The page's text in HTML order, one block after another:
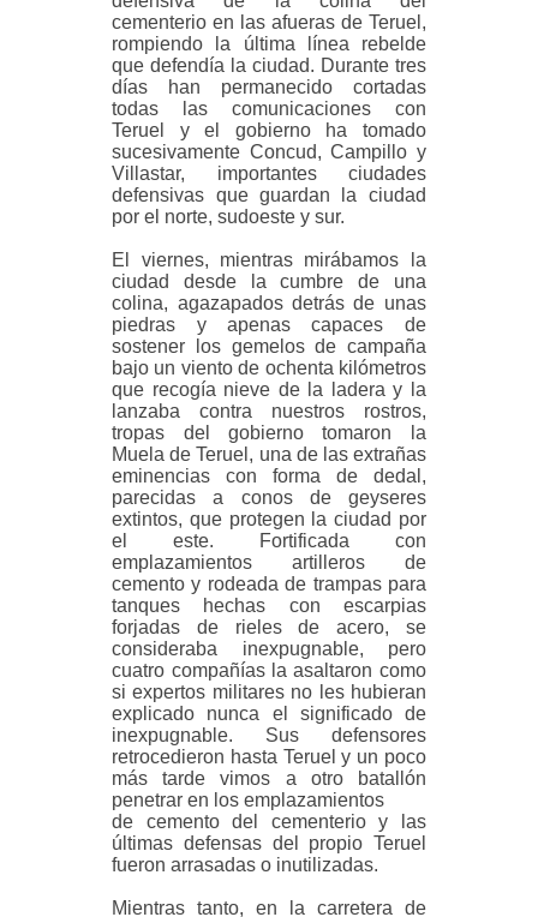
cementerio en las afueras de Teruel,
rompiendo la última línea rebelde
que defendía la ciudad. Durante tres
días han permanecido cortadas
todas las comunicaciones con
Teruel y el gobierno ha tomado
sucesivamente Concud, Campillo y
Villastar, importantes ciudades
defensivas que guardan la ciudad
por el norte, sudoeste y sur.
El viernes, mientras mirábamos la
ciudad desde la cumbre de una
colina, agazapados detrás de unas
piedras y apenas capaces de
sostener los gemelos de campaña
bajo un viento de ochenta kilómetros
que recogía nieve de la
ladera y la
lanzaba contra nuestros rostros,
tropas del gobierno tomaron la
Muela de Teruel, una de las extrañas
eminencias con forma de dedal,
parecidas a conos de geyseres
extintos, que protegen la ciudad por
el este. Fortificada con
emplazamientos artilleros de
cemento y rodeada de trampas para
tanques hechas con escarpias
forjadas de rieles de acero, se
consideraba inexpugnable, pero
cuatro compañías la asaltaron como
si expertos militares no les hubieran
explicado nunca el significado de
inexpugnable. Sus defensores
retrocedieron hasta Teruel y un poco
más tarde vimos a otro batallón
penetrar en los emplazamientos
de cemento del cementerio y las
últimas defensas del propio Teruel
fueron arrasadas o inutilizadas.
Mientras tanto, en la carretera de